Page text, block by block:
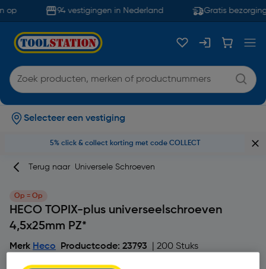
op 94 vestigingen in Nederland Gratis bezorging
Selecteer een vestiging
5% click & collect korting met code COLLECT
Terug naar Universele Schroeven
Op = Op
HECO TOPIX-plus universeelschroeven
4,5x25mm PZ*
Merk Heco Productcode: 23793 | 200 Stuks
5 beoordeling(en)